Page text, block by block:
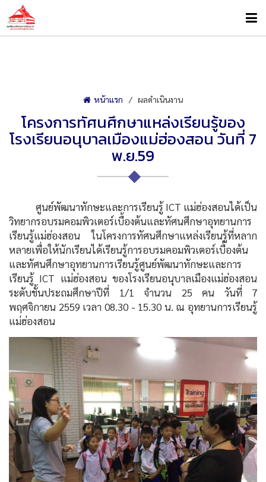
หน้าแรก ผลดำเนินงาน
โครงการทัศนศึกษาแหล่งเรียนรู้ของ
โรงเรียนอนุบาลเมืองแม่ฮ่องสอน วันที่ 7
พ.ย.59
ศูนย์พัฒนาทักษะและการเรียนรู้ ICT แม่ฮ่องสอนได้เป็น
วิทยากรอบรมคอมพิวเตอร์เบื้องต้นและทัศนศึกษาอุทยานการ
เรียนรู้แม่ฮ่องสอน ในโครงการทัศนศึกษาแหล่งเรียนรู้ที่หลาก
หลายเพื่อให้นักเรียนได้เรียนรู้การอบรมคอมพิวเตอร์เบื้องต้น
และทัศนศึกษาอุทยานการเรียนรู้ศูนย์พัฒนาทักษะและการ
เรียนรู้ ICT แม่ฮ่องสอน ของโรงเรียนอนุบาลเมืองแม่ฮ่องสอน
ระดับชั้นประถมศึกษาปีที่ 1/1 จำนวน 25 คน วันที่ 7
พฤศจิกายน 2559 เวลา 08.30 - 15.30 น. ณ อุทยานการเรียนรู้
แม่ฮ่องสอน